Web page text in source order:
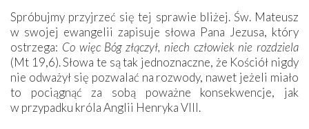
Spróbujmy przyjrzeć się tej sprawie bliżej. Św. Mateusz
w swojej ewangelii zapisuje słowa Pana Jezusa, który
ostrzega: Co więc Bóg złączył, niech człowiek nie rozdziela
(Mt 19,6). Słowa te są tak jednoznaczne, że Kościół nigdy
nie odważył się pozwalać na rozwody, nawet jeżeli miało
to pociągnąć za sobą poważne konsekwencje, jak
w przypadku króla Anglii Henryka VIII.